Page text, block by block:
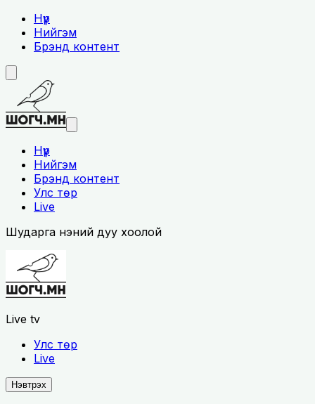
Нүүр
Нийгэм
Брэнд контент
Нүүр
Нийгэм
Брэнд контент
Улс төр
Live
Шударга үнэний дуу хоолой
Live tv
Улс төр
Live
Нэвтрэх